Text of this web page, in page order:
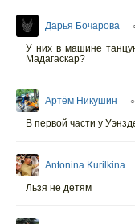
Дарья Бочарова
У них в машине
Мадагаскар?
Артём Никушин ○
В первой части у
Antonina Kurilkina
Льзя не детям